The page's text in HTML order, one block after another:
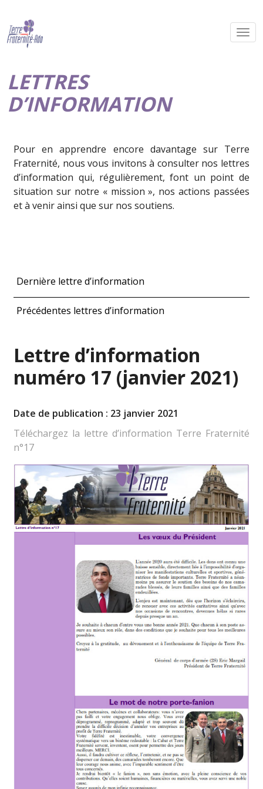
LETTRES
D’INFORMATION
Pour en apprendre encore davantage sur Terre
Fraternité, nous vous invitons à consulter nos lettres
d’information qui, régulièrement, font un point de
situation sur notre « mission », nos actions passées
et à venir ainsi que sur nos soutiens.
Dernière lettre d’information
Précédentes lettres d’information
Lettre d’information
numéro 17 (janvier 2021)
Date de publication : 23 janvier 2021
Téléchargez la lettre d’information Terre Fraternité
n°17